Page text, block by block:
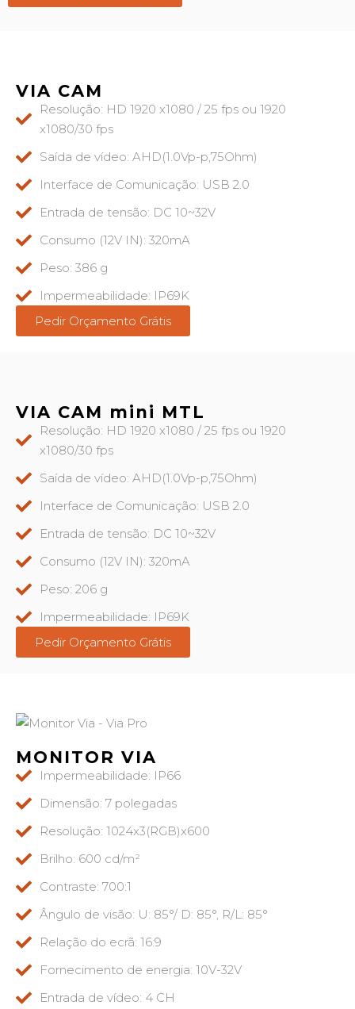
VIA CAM
Resolução: HD 1920 x1080 / 25 fps ou 1920
x1080/30 fps
Saída de vídeo: AHD(1.0Vp-p,75Ohm)
Interface de Comunicação: USB 2.0
Entrada de tensão: DC 10~32V
Consumo (12V IN): 320mA
Peso: 386 g
Impermeabilidade: IP69K
Pedir Orçamento Grátis
VIA CAM mini MTL
Resolução: HD 1920 x1080 / 25 fps ou 1920
x1080/30 fps
Saída de vídeo: AHD(1.0Vp-p,75Ohm)
Interface de Comunicação: USB 2.0
Entrada de tensão: DC 10~32V
Consumo (12V IN): 320mA
Peso: 206 g
Impermeabilidade: IP69K
Pedir Orçamento Grátis
MONITOR VIA
Impermeabilidade: IP66
Dimensão: 7 polegadas
Resolução: 1024x3(RGB)x600
Brilho: 600 cd/m²
Contraste: 700:1
Ângulo de visão: U: 85°/ D: 85°, R/L: 85°
Relação do ecrã: 16:9
Fornecimento de energia: 10V-32V
Entrada de vídeo: 4 CH